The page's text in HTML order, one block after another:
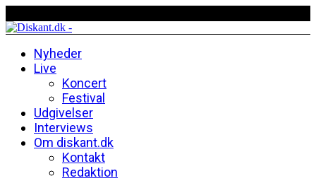
Nyheder
Live
Koncert
Festival
Udgivelser
Interviews
Om diskant.dk
Kontakt
Redaktion